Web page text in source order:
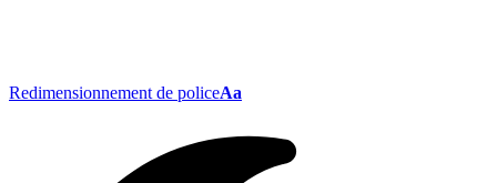
Redimensionnement de policeAa